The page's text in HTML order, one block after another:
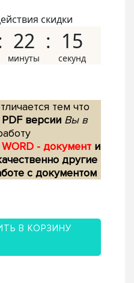
скидки
22 15
тем что
версии Вы в
- документ и
другие
с документом
В КОРЗИНУ